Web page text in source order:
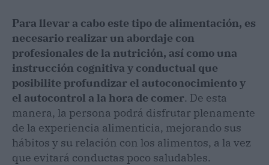
Para llevar a cabo este tipo de alimentación, es
necesario realizar un abordaje con
profesionales de la nutrición, así como una
instrucción cognitiva y conductual que
posibilite profundizar el autoconocimiento y
el autocontrol a la hora de comer. De esta
manera, la persona podrá disfrutar plenamente
de la experiencia alimenticia, mejorando sus
hábitos y su relación con los alimentos, a la vez
que evitará conductas poco saludables.